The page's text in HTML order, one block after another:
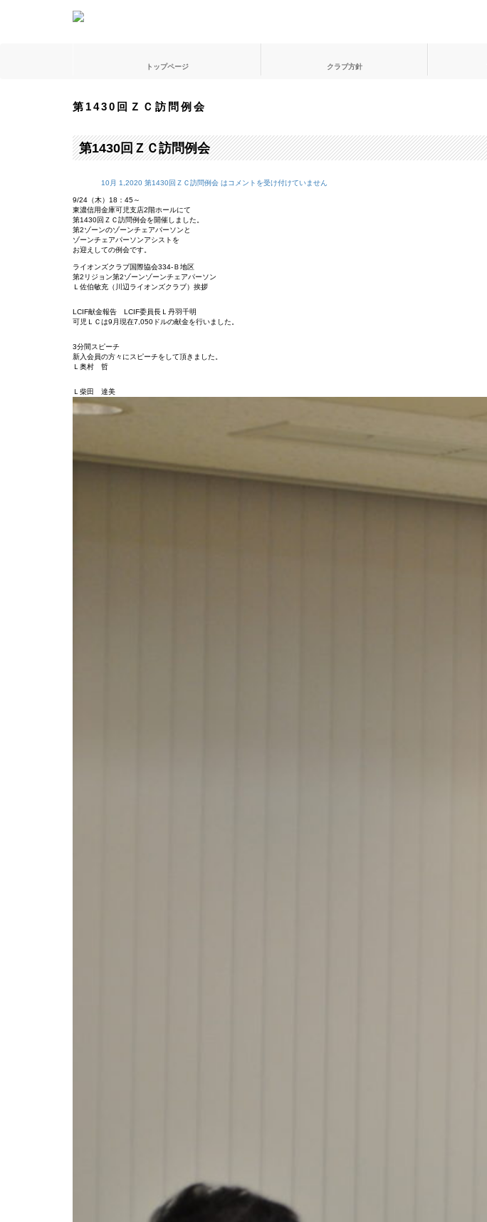
トップページ クラブ方針
第1430回ＺＣ訪問例会
第1430回ＺＣ訪問例会
10月 1,2020 第1430回ＺＣ訪問例会 はコメントを受け付けていません
9/24（木）18：45～
東濃信用金庫可児支店2階ホールにて
第1430回ＺＣ訪問例会を開催しました。
第2ゾーンのゾーンチェアパーソンと
ゾーンチェアパーソンアシストを
お迎えしての例会です。
ライオンズクラブ国際協会334-Ｂ地区
第2リジョン第2ゾーンゾーンチェアパーソン
Ｌ佐伯敏充（川辺ライオンズクラブ）挨拶
LCIF献金報告 LCIF委員長Ｌ丹羽千明
可児ＬＣは9月現在7,050ドルの献金を行いました。
3分間スピーチ
新入会員の方々にスピーチをして頂きました。
Ｌ奥村 哲
Ｌ柴田 達美